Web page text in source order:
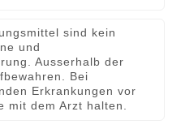
sind kein
und
Ausserhalb der
Bei
Erkrankungen vor
mit dem Arzt halten.